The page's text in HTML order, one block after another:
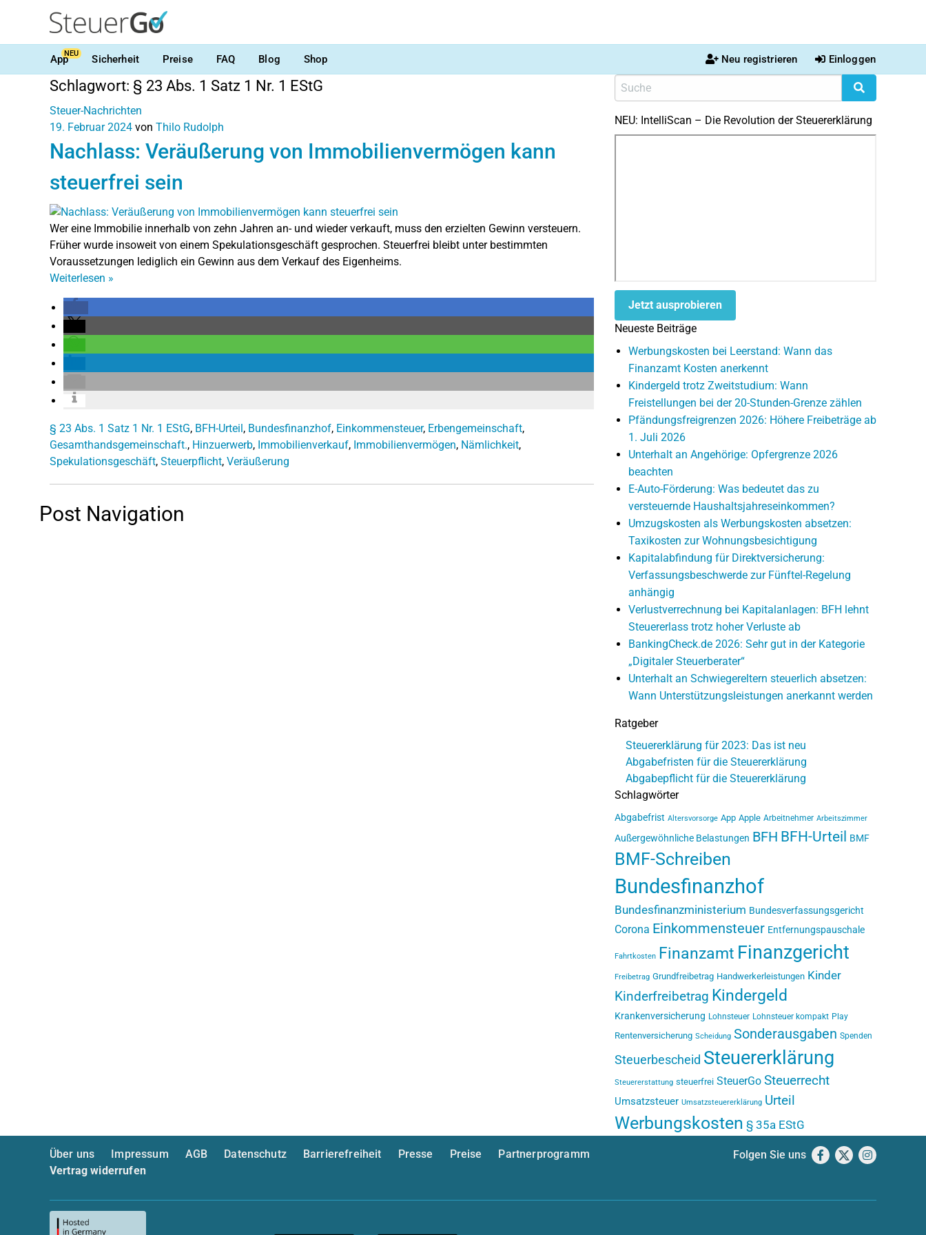
AppNEU Sicherheit Preise FAQ Blog Shop Neu registrieren Einloggen
Schlagwort: § 23 Abs. 1 Satz 1 Nr. 1 EStG
Steuer-Nachrichten
19. Februar 2024 von Thilo Rudolph
Nachlass: Veräußerung von Immobilienvermögen kann
steuerfrei sein
Wer eine Immobilie innerhalb von zehn Jahren an- und wieder verkauft, muss den erzielten Gewinn versteuern.
Früher wurde insoweit von einem Spekulationsgeschäft gesprochen. Steuerfrei bleibt unter bestimmten
Voraussetzungen lediglich ein Gewinn aus dem Verkauf des Eigenheims.
Weiterlesen »
§ 23 Abs. 1 Satz 1 Nr. 1 EStG, BFH-Urteil, Bundesfinanzhof, Einkommensteuer, Erbengemeinschaft,
Gesamthandsgemeinschaft., Hinzuerwerb, Immobilienverkauf, Immobilienvermögen, Nämlichkeit,
Spekulationsgeschäft, Steuerpflicht, Veräußerung
Post Navigation
NEU: IntelliScan – Die Revolution der Steuererklärung
Jetzt ausprobieren
Neueste Beiträge
Werbungskosten bei Leerstand: Wann das
Finanzamt Kosten anerkennt
Kindergeld trotz Zweitstudium: Wann
Freistellungen bei der 20-Stunden-Grenze zählen
Pfändungsfreigrenzen 2026: Höhere Freibeträge ab
1. Juli 2026
Unterhalt an Angehörige: Opfergrenze 2026
beachten
E-Auto-Förderung: Was bedeutet das zu
versteuernde Haushaltsjahreseinkommen?
Umzugskosten als Werbungskosten absetzen:
Taxikosten zur Wohnungsbesichtigung
Kapitalabfindung für Direktversicherung:
Verfassungsbeschwerde zur Fünftel-Regelung
anhängig
Verlustverrechnung bei Kapitalanlagen: BFH lehnt
Steuererlass trotz hoher Verluste ab
BankingCheck.de 2026: Sehr gut in der Kategorie
„Digitaler Steuerberater“
Unterhalt an Schwiegereltern steuerlich absetzen:
Wann Unterstützungsleistungen anerkannt werden
Ratgeber
Steuererklärung für 2023: Das ist neu
Abgabefristen für die Steuererklärung
Abgabepflicht für die Steuererklärung
Schlagwörter
Abgabefrist Altersvorsorge App Apple Arbeitnehmer Arbeitszimmer
Außergewöhnliche Belastungen BFH BFH-Urteil BMF
BMF-Schreiben
Bundesfinanzhof
Bundesfinanzministerium Bundesverfassungsgericht
Corona Einkommensteuer Entfernungspauschale
Fahrtkosten Finanzamt Finanzgericht
Freibetrag Grundfreibetrag Handwerkerleistungen Kinder
Kinderfreibetrag Kindergeld
Krankenversicherung Lohnsteuer Lohnsteuer kompakt Play
Rentenversicherung Scheidung Sonderausgaben Spenden
Steuerbescheid Steuererklärung
Steuererstattung steuerfrei SteuerGo Steuerrecht
Umsatzsteuer Umsatzsteuererklärung Urteil
Werbungskosten § 35a EStG
Über uns Impressum AGB Datenschutz Barrierefreiheit Presse Preise
Partnerprogramm
Vertrag widerrufen
Folgen Sie uns Facebook
X Instagram